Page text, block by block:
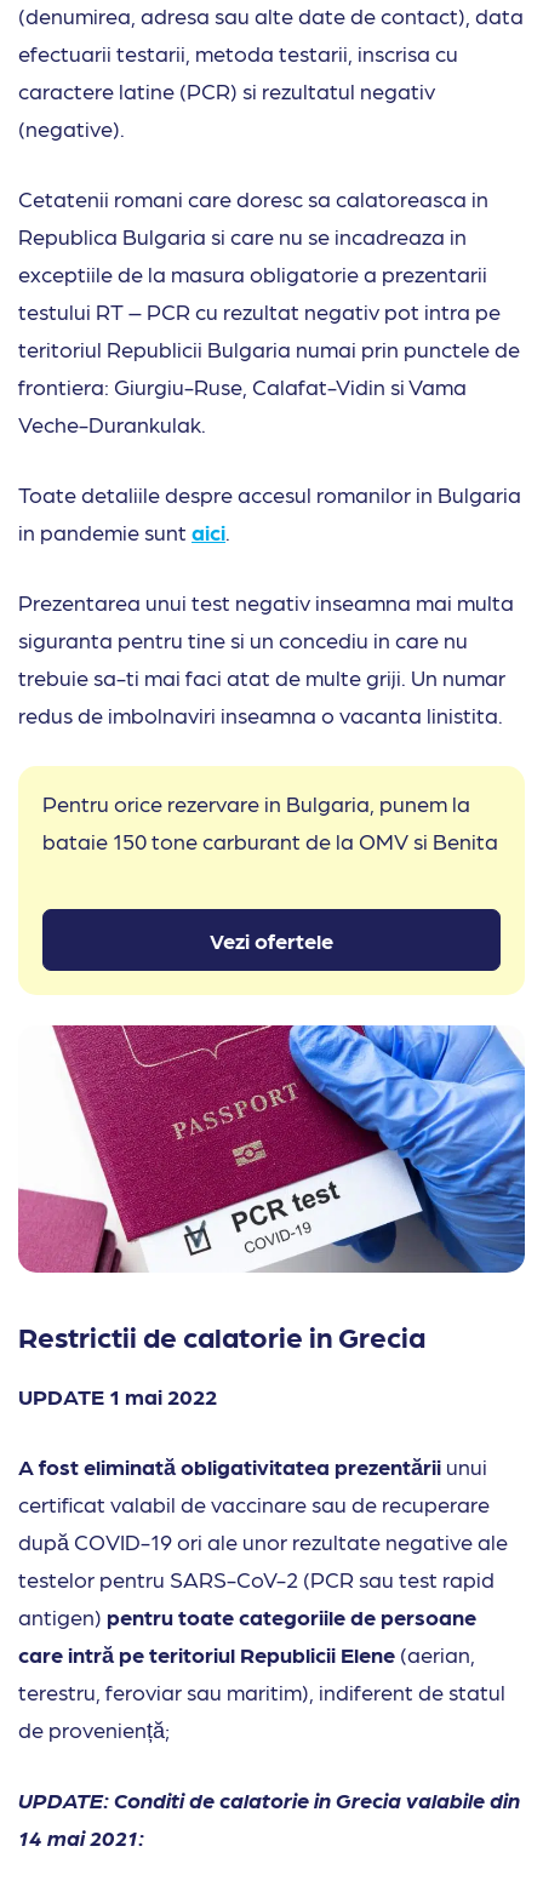
(denumirea, adresa sau alte date de contact), data
efectuarii testarii, metoda testarii, inscrisa cu
caractere latine (PCR) si rezultatul negativ
(negative).
Cetatenii romani care doresc sa calatoreasca in
Republica Bulgaria si care nu se incadreaza in
exceptiile de la masura obligatorie a prezentarii
testului RT – PCR cu rezultat negativ pot intra pe
teritoriul Republicii Bulgaria numai prin punctele de
frontiera: Giurgiu-Ruse, Calafat-Vidin si Vama
Veche-Durankulak.
Toate detaliile despre accesul romanilor in Bulgaria
in pandemie sunt aici
Prezentarea unui test negativ inseamna mai multa
siguranta pentru tine si un concediu in care nu
trebuie sa-ti mai faci atat de multe griji. Un numar
redus de imbolnaviri inseamna o vacanta linistita.
Pentru orice rezervare in Bulgaria, punem la
bataie 150 tone carburant de la OMV si Benita
Vezi ofertele
Restrictii de calatorie in Grecia
UPDATE 1 mai 2022
A fost eliminată obligativitatea prezentării unui
certificat valabil de vaccinare sau de recuperare
după COVID-19 ori ale unor rezultate negative ale
testelor pentru SARS-CoV-2 (PCR sau test rapid
antigen) pentru toate categoriile de persoane
care intră pe teritoriul Republicii Elene (aerian,
terestru, feroviar sau maritim), indiferent de statul
de proveniență;
UPDATE: Conditi de calatorie in Grecia valabile din
14 mai 2021: